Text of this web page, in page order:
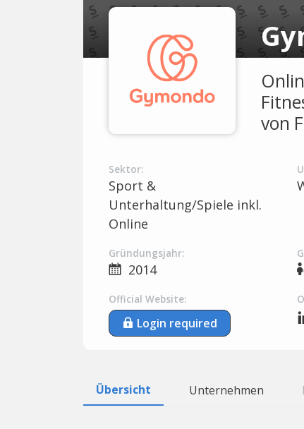
von
Sektor:
Sport &
Unterhaltung/Spiele inkl.
Online
Gründungsjahr:
2014
Official Website:
Login required
Übersicht Unternehmen